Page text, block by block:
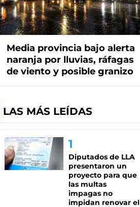
Media provincia bajo alerta
naranja por lluvias, ráfagas
de viento y posible granizo
LAS MÁS LEÍDAS
Diputados de LLA
presentaron un
proyecto para que
las multas
impagas no
impidan renovar el